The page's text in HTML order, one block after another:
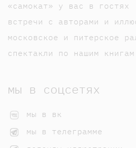
«самокат» у вас в гостях
встречи с авторами и
московское и питерское
спектакли по нашим книгам
мы в соцсетях
мы в вк
мы в телеграмме